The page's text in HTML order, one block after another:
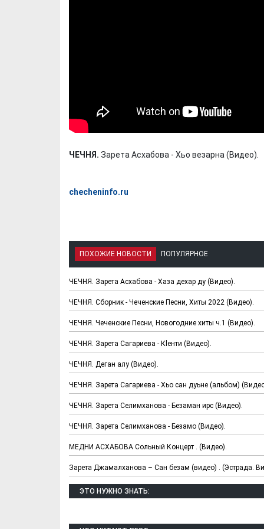
ЧЕЧНЯ. Зарета Асхабова - Хьо везарна (Видео).
checheninfo.ru
ПОХОЖИЕ НОВОСТИ ПОПУЛЯРНОЕ
ЧЕЧНЯ. Зарета Асхабова - Хаза дехар ду (Видео).
ЧЕЧНЯ. Сборник - Чеченские Песни, Хиты 2022 (Видео).
ЧЕЧНЯ. Чеченские Песни, Новогодние хиты ч.1 (Видео).
ЧЕЧНЯ. Зарета Сагариева - Кlенти (Видео).
ЧЕЧНЯ. Деган алу (Видео).
ЧЕЧНЯ. Зарета Сагариева - Хьо сан дуьне (альбом)
ЧЕЧНЯ. Зарета Селимханова - Безаман ирс (Видео).
ЧЕЧНЯ. Зарета Селимханова - Безамо (Видео).
МЕДНИ АСХАБОВА Сольный Концерт . (Видео).
Зарета Джамалханова – Сан безам (видео) . (Эстрада.
ЭТО НУЖНО ЗНАТЬ: